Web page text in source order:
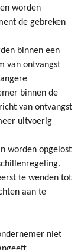
worden
de gebreken
binnen een
van ontvangst
binnen de
van ontvangst
uitvoerig
worden opgelost
te wenden tot
aan te
niet